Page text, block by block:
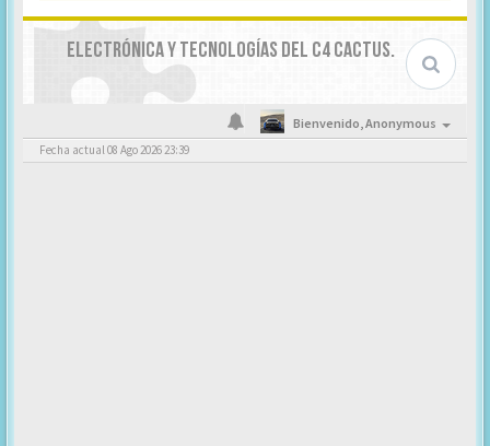
ELECTRÓNICA Y TECNOLOGÍAS DEL C4 CACTUS.
Bienvenido,Anonymous
Fecha actual 08 Ago 2026 23:39